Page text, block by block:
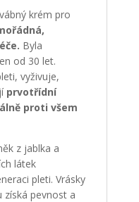
krém pro
Byla
od 30 let.
vyživuje,
prvotřídní
proti všem
z jablka a
látek
pleti. Vrásky
získá pevnost a